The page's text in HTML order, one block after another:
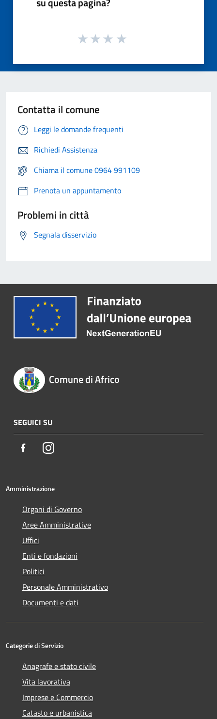
Contatta il comune
Leggi le domande frequenti
Richiedi Assistenza
Chiama il comune 0964 991109
Prenota un appuntamento
Problemi in città
Segnala disservizio
Comune di Africo
SEGUICI SU
FacebookInstagram
Amministrazione
Organi di Governo
Aree Amministrative
Uffici
Enti e fondazioni
Politici
Personale Amministrativo
Documenti e dati
Categorie di Servizio
Anagrafe e stato civile
Vita lavorativa
Imprese e Commercio
Catasto e urbanistica